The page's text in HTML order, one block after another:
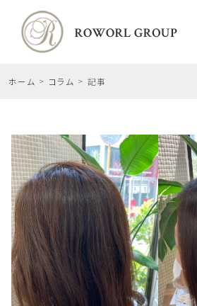
ホーム コラム 記事